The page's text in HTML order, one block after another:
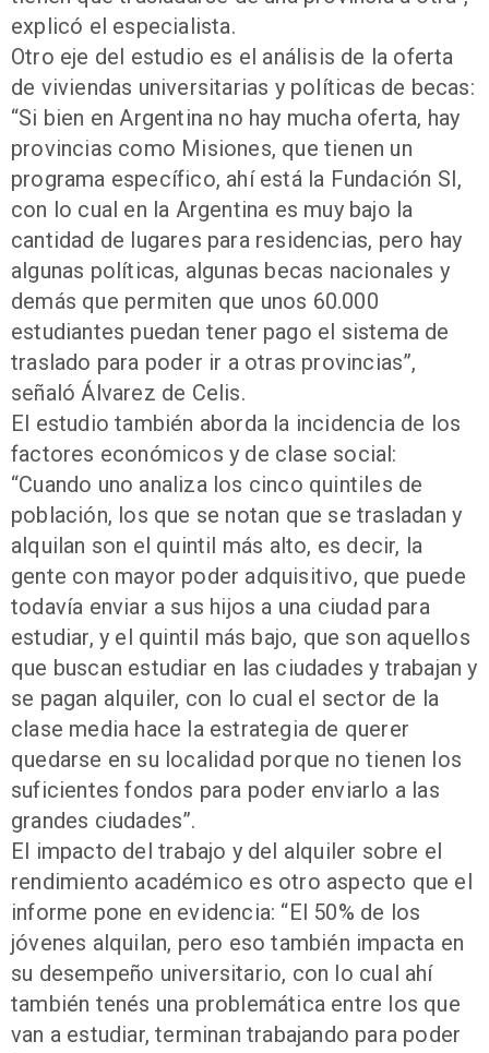
explicó el especialista.
Otro eje del estudio es el análisis de la oferta
de viviendas universitarias y políticas de becas:
“Si bien en Argentina no hay mucha oferta, hay
provincias como Misiones, que tienen un
programa específico, ahí está la Fundación SI,
con lo cual en la Argentina es muy bajo la
cantidad de lugares para residencias, pero hay
algunas políticas, algunas becas nacionales y
demás que permiten que unos 60.000
estudiantes puedan tener pago el sistema de
traslado para poder ir a otras provincias”,
señaló Álvarez de Celis.
El estudio también aborda la incidencia de los
factores económicos y de clase social:
“Cuando uno analiza los cinco quintiles de
población, los que se notan que se trasladan y
alquilan son el quintil más alto, es decir, la
gente con mayor poder adquisitivo, que puede
todavía enviar a sus hijos a una ciudad para
estudiar, y el quintil más bajo, que son aquellos
que buscan estudiar en las ciudades y trabajan y
se pagan alquiler, con lo cual el sector de la
clase media hace la estrategia de querer
quedarse en su localidad porque no tienen los
suficientes fondos para poder enviarlo a las
grandes ciudades”.
El impacto del trabajo y del alquiler sobre el
rendimiento académico es otro aspecto que el
informe pone en evidencia: “El 50% de los
jóvenes alquilan, pero eso también impacta en
su desempeño universitario, con lo cual ahí
también tenés una problemática entre los que
van a estudiar, terminan trabajando para poder